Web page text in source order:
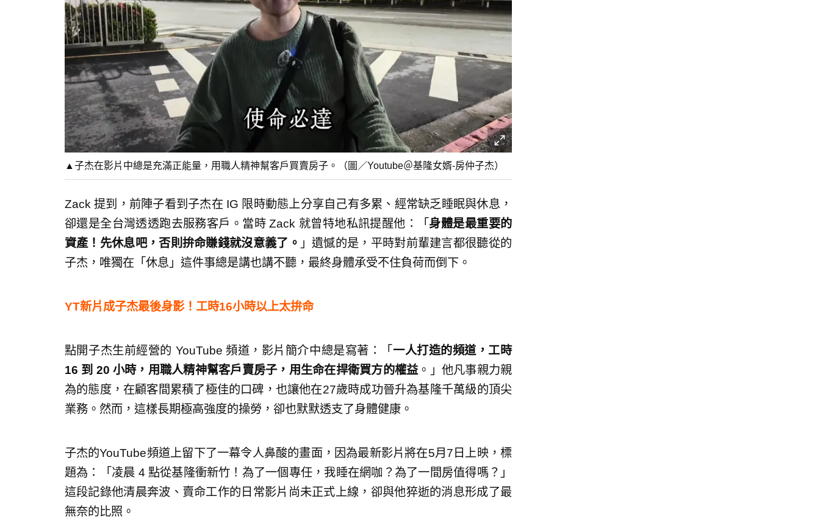
▲子杰在影片中總是充滿正能量，用職人精神幫客戶買賣房子。（圖／Youtube＠基隆女婿-房仲子杰）
Zack 提到，前陣子看到子杰在 IG 限時動態上分享自己有多累、經常缺乏睡眠與休息，
卻還是全台灣透透跑去服務客戶。當時 Zack 就曾特地私訊提醒他：「 身體是最重要的
資產！先休息吧，否則拚命賺錢就沒意義了。 」遺憾的是，平時對前輩建言都很聽從的
子杰，唯獨在「休息」這件事總是講也講不聽，最終身體承受不住負荷而倒下。
YT新片成子杰最後身影！工時16小時以上太拚命
點開子杰生前經營的 YouTube 頻道，影片簡介中總是寫著：「 一人打造的頻道，工時
16 到 20 小時，用職人精神幫客戶賣房子，用生命在捍衛買方的權益 。」他凡事親力親
為的態度，在顧客間累積了極佳的口碑，也讓他在27歲時成功晉升為基隆千萬級的頂尖
業務。然而，這樣長期極高強度的操勞，卻也默默透支了身體健康。
子杰的YouTube頻道上留下了一幕令人鼻酸的畫面，因為最新影片將在5月7日上映，標
題為：「凌晨 4 點從基隆衝新竹！為了一個專任，我睡在網咖？為了一間房值得嗎？」
這段記錄他清晨奔波、賣命工作的日常影片尚未正式上線，卻與他猝逝的消息形成了最
無奈的比照。